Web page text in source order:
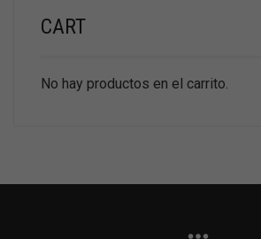
CART
No hay productos en el carrito.